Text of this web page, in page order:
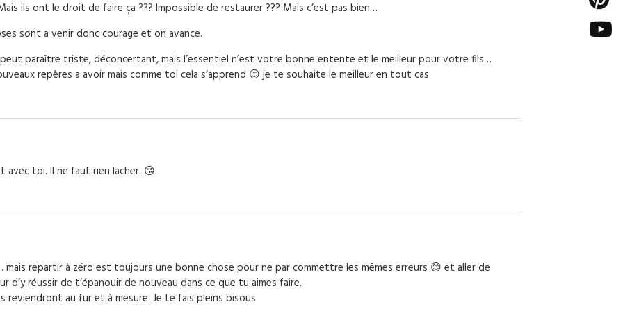
ils ont le droit de faire ça ??? Impossible de restaurer ??? Mais c’est pas bien…
sont a venir donc courage et on avance.
paraître triste, déconcertant, mais l’essentiel n’est votre bonne entente et le meilleur pour votre fils…
repères a avoir mais comme toi cela s’apprend 😊 je te souhaite le meilleur en tout cas
avec toi. Il ne faut rien lacher. 😘
repartir à zéro est toujours une bonne chose pour ne par commettre les mêmes erreurs 😊 et aller de
réussir de t’épanouir de nouveau dans ce que tu aimes faire.
reviendront au fur et à mesure. Je te fais pleins bisous